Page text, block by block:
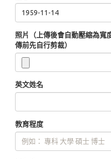
照片（上傳後會自動壓縮為寬
傳前先自行剪裁）
英文姓名
教育程度